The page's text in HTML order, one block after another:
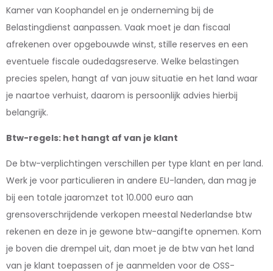
Kamer van Koophandel en je onderneming bij de
Belastingdienst aanpassen. Vaak moet je dan fiscaal
afrekenen over opgebouwde winst, stille reserves en een
eventuele fiscale oudedagsreserve. Welke belastingen
precies spelen, hangt af van jouw situatie en het land waar
je naartoe verhuist, daarom is persoonlijk advies hierbij
belangrijk.
Btw-regels: het hangt af van je klant
De btw-verplichtingen verschillen per type klant en per land.
Werk je voor particulieren in andere EU-landen, dan mag je
bij een totale jaaromzet tot 10.000 euro aan
grensoverschrijdende verkopen meestal Nederlandse btw
rekenen en deze in je gewone btw-aangifte opnemen. Kom
je boven die drempel uit, dan moet je de btw van het land
van je klant toepassen of je aanmelden voor de OSS-